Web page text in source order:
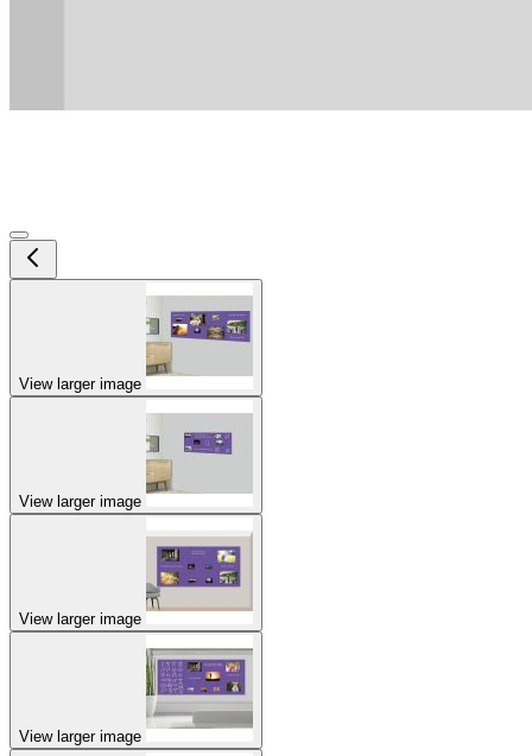
View larger image
View larger image
View larger image
View larger image